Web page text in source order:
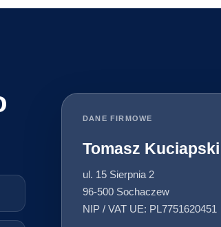
DANE FIRMOWE
Tomasz Kuciapski
ul. 15 Sierpnia 2
96-500 Sochaczew
NIP / VAT UE: PL7751620451